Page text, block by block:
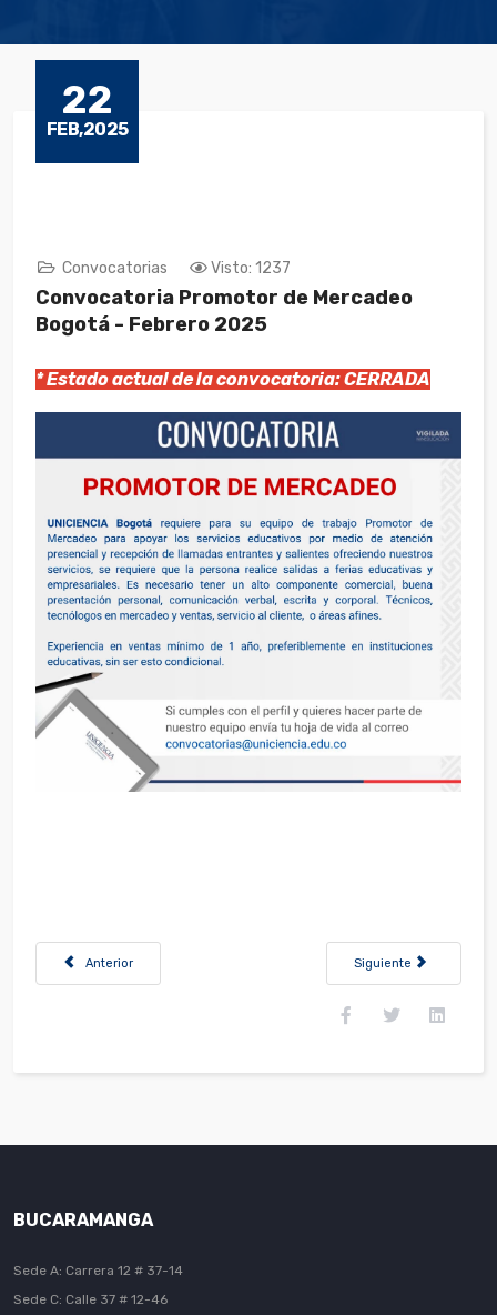
22
FEB,2025
Convocatorias Visto: 1237
Convocatoria Promotor de Mercadeo
Bogotá - Febrero 2025
* Estado actual de la convocatoria: CERRADA
Artículo anterior: Convocatoria suministro de dotación personal
Anterior Artículo siguiente:
Siguiente
BUCARAMANGA
Sede A: Carrera 12 # 37-14
Sede C: Calle 37 # 12-46